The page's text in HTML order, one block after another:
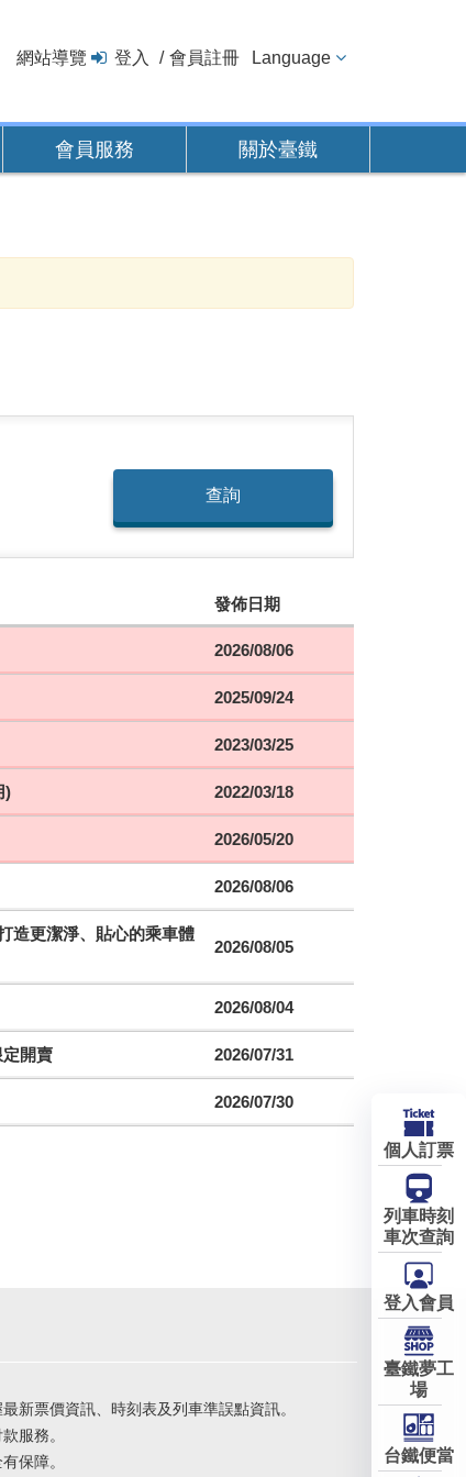
網站導覽 登入 會員註冊 Language
會員服務 關於臺鐵
查詢
發佈日期
2026/08/06
2025/09/24
2023/03/25
) 2022/03/18
2026/05/20
2026/08/06
造更潔淨、貼心的乘車體
2026/08/05
2026/08/04
開賣 2026/07/31
2026/07/30
新票價資訊、時刻表及列車準誤點資訊。
服務。
保障。
個人訂票
列車時刻
車次查詢
登入會員
臺鐵夢工
場
台鐵便當